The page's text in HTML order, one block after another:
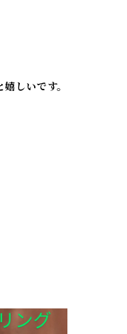
しいです。